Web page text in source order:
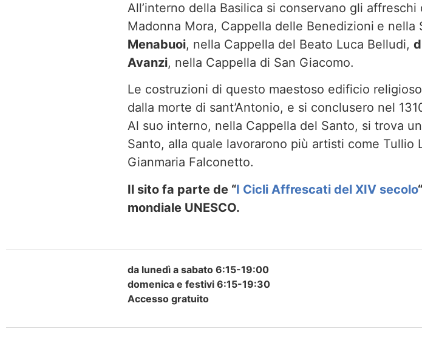
All’interno della Basilica si conservano gli affreschi
Madonna Mora, Cappella delle Benedizioni e nella
Menabuoi, nella Cappella del Beato Luca Belludi,
Avanzi, nella Cappella di San Giacomo.
Le costruzioni di questo maestoso edificio
dalla morte di sant’Antonio, e si conclusero nel
Al suo interno, nella Cappella del Santo, si trova
Santo, alla quale lavorarono più artisti come Tullio
Gianmaria Falconetto.
Il sito fa parte de “I Cicli Affrescati del XIV secolo“
mondiale UNESCO.
da lunedì a sabato 6:15-19:00
domenica e festivi 6:15-19:30
Accesso gratuito